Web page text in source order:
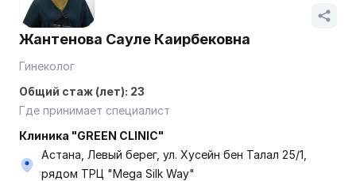
Жантенова Сауле Каирбековна
Гинеколог
Общий стаж (лет): 23
Где принимает специалист
Клиника "GREEN CLINIC"
Астана, Левый берег, ул. Хусейн бен Талал 25/1,
рядом ТРЦ "Mega Silk Way"